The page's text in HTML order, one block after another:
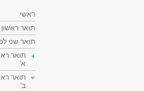
ראשי
תואר ראשון
תואר שני
תואר
א'
תואר
ב'